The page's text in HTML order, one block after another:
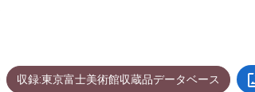
収録:東京富士美術館収蔵品データベース